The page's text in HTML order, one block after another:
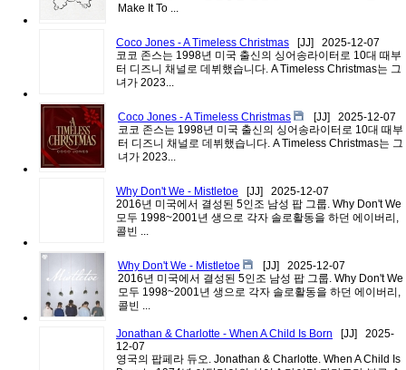
Make It To ...
Coco Jones - A Timeless Christmas [JJ]
2025-12-07
코코 존스는 1998년 미국 출신의 싱어송라이터로 10대 때부
터 디즈니 채널로 데뷔했습니다. A Timeless Christmas는 그
녀가 2023...
Coco Jones - A Timeless Christmas [JJ]
2025-12-07
코코 존스는 1998년 미국 출신의 싱어송라이터로 10대 때부
터 디즈니 채널로 데뷔했습니다. A Timeless Christmas는 그
녀가 2023...
Why Don't We - Mistletoe [JJ]
2025-12-07
2016년 미국에서 결성된 5인조 남성 팝 그룹. Why Don't We
모두 1998~2001년 생으로 각자 솔로활동을 하던 에이버리,
콜빈 ...
Why Don't We - Mistletoe [JJ]
2025-12-07
2016년 미국에서 결성된 5인조 남성 팝 그룹. Why Don't We
모두 1998~2001년 생으로 각자 솔로활동을 하던 에이버리,
콜빈 ...
Jonathan & Charlotte - When A Child Is Born [JJ]
2025-
12-07
영국의 팝페라 듀오. Jonathan & Charlotte. When A Child Is